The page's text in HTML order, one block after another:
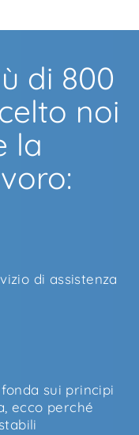
di 800
noi
la
di assistenza
sui principi
ecco perché